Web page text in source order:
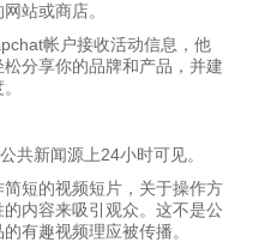
站或商店。
帐户接收活动信息，他
分享你的品牌和产品，并建
共新闻源上24小时可见。
短的视频短片，关于操作方
内容来吸引观众。这不是公
有趣视频理应被传播。